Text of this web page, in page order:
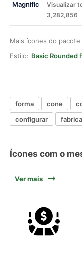
Visualizar
3,282,856
Mais ícones do pacote
Estilo: Basic Rounded
forma cone
configurar
Ícones com o
Ver mais